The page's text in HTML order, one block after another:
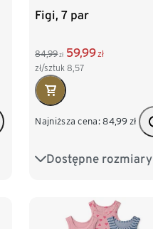
Figi, 7 par
84,99 zł 59,99zł
zł/sztuk8,57
Najniższa cena: 84,99 zł
Dostępne rozmiary
86/92 98/104